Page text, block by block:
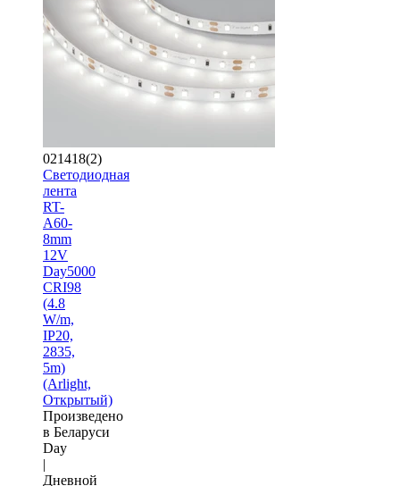
021418(2)
Светодиодная
лента
RT-
A60-
8mm
12V
Day5000
CRI98
(4.8
W/m,
IP20,
2835,
5m)
(Arlight,
Открытый)
Произведено
в Беларуси
Day
|
Дневной